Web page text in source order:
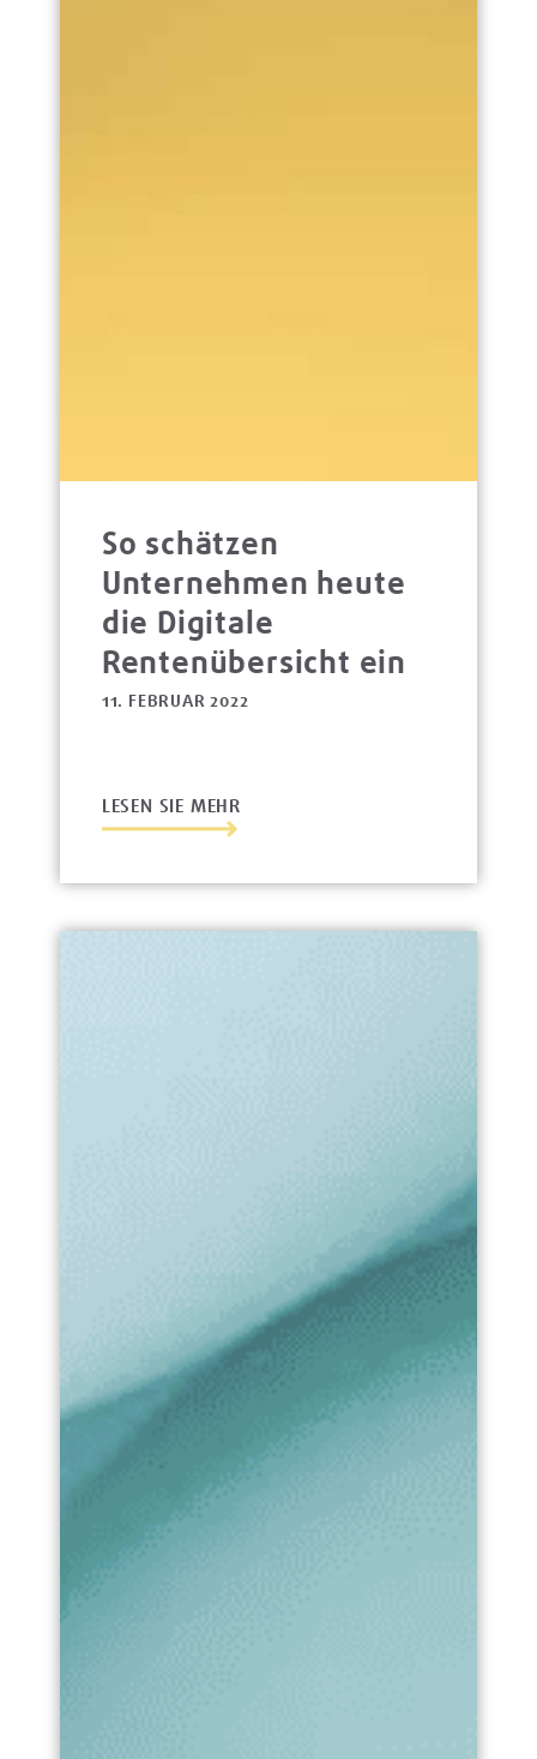
So schätzen
Unternehmen heute
die Digitale
Rentenübersicht ein
11. FEBRUAR 2022
LESEN SIE MEHR